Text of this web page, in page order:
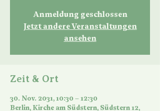
Anmeldung geschlossen
Jetzt andere Veranstaltungen
ansehen
Zeit & Ort
30. Nov. 2031, 10:30 – 12:30
Berlin, Kirche am Südstern, Südstern 12,